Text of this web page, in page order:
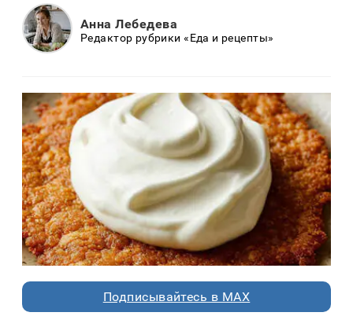
Анна Лебедева
Редактор рубрики «Еда и рецепты»
Подписывайтесь в MAX